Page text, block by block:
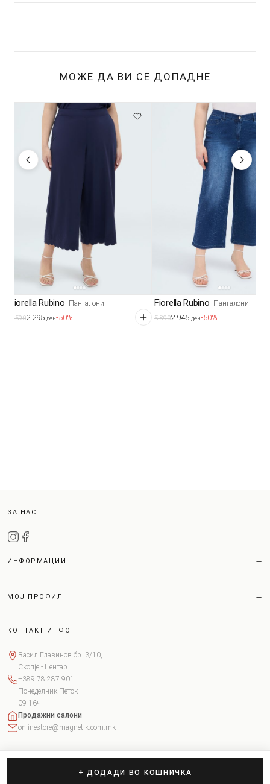
+ ДОДАДИ ВО КОШНИЧКА
МОЖЕ ДА ВИ СЕ ДОПАДНЕ
Fiorella Rubino Панталони
4.5902.295 ден-50%
Fiorella Rubino Панталони
5.8902.945 ден-50%
ЗА НАС
ИНФОРМАЦИИ
МОЈ ПРОФИЛ
КОНТАКТ ИНФО
Васил Главинов бр. 3/10,
Скопје - Центар
+389 78 287 901
Понеделник-Петок
09-16ч
Продажни салони
onlinestore@magnetik.com.mk
Copyright © 2026 Magnetik. Сите права задржани. Поставки за колачиња